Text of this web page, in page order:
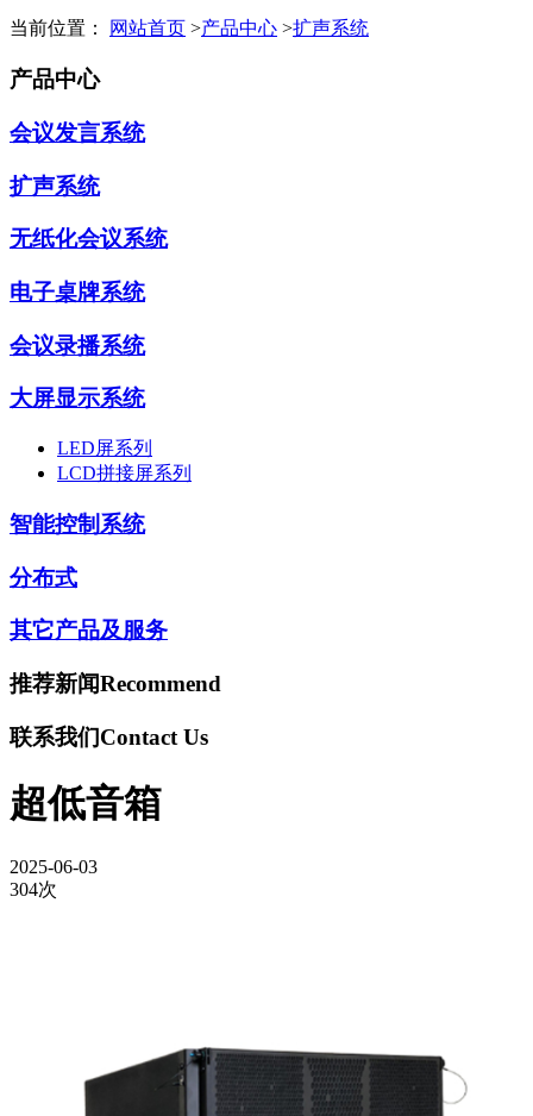
当前位置： 网站首页 >产品中心 >扩声系统
产品中心
会议发言系统
扩声系统
无纸化会议系统
电子桌牌系统
会议录播系统
大屏显示系统
LED屏系列
LCD拼接屏系列
智能控制系统
分布式
其它产品及服务
推荐新闻Recommend
联系我们Contact Us
超低音箱
2025-06-03
304次